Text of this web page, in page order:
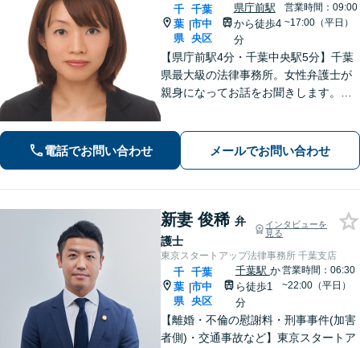
千
葉
県
|
千葉
市中
央区
県庁前駅
から徒歩4
分
営業時間：09:00
~17:00（平日）
【県庁前駅4分・千葉中央駅5分】千葉
県最大級の法律事務所。女性弁護士が
親身になってお話をお聞きします。不
い。【初回相談30分無料】【夜間・休
日の相談可能】
電話でお問い合わせ メールでお問い合わせ
新妻 俊稀 弁
護士
インタビューを
見る
東京スタートアップ法律事務所 千葉支店
千
葉
県
|
千葉
市中
央区
千葉駅 か
ら徒歩1
分
営業時間：06:30
~22:00（平日）
【離婚・不倫の慰謝料・刑事事件(加害
者側)・交通事故など】東京スタートア